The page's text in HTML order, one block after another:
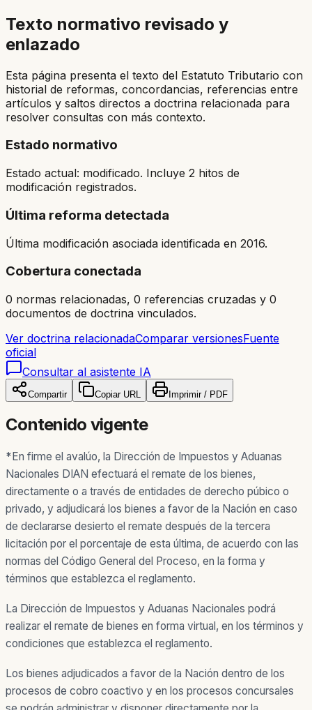
Texto normativo revisado y
enlazado
Esta página presenta el texto del Estatuto Tributario con
historial de reformas, concordancias, referencias entre
artículos y saltos directos a doctrina relacionada para
resolver consultas con más contexto.
Estado normativo
Estado actual: modificado. Incluye 2 hitos de
modificación registrados.
Última reforma detectada
Última modificación asociada identificada en 2016.
Cobertura conectada
0 normas relacionadas, 0 referencias cruzadas y 0
documentos de doctrina vinculados.
Ver doctrina relacionadaComparar versionesFuente
oficial
Consultar al asistente IA
Compartir Copiar URL Imprimir / PDF
Contenido vigente
*En firme el avalúo, la Dirección de Impuestos y Aduanas
Nacionales DIAN efectuará el remate de los bienes,
directamente o a través de entidades de derecho púbico o
privado, y adjudicará los bienes a favor de la Nación en caso
de declararse desierto el remate después de la tercera
licitación por el porcentaje de esta última, de acuerdo con las
normas del Código General del Proceso, en la forma y
términos que establezca el reglamento.
La Dirección de Impuestos y Aduanas Nacionales podrá
realizar el remate de bienes en forma virtual, en los términos y
condiciones que establezca el reglamento.
Los bienes adjudicados a favor de la Nación dentro de los
procesos de cobro coactivo y en los procesos concursales